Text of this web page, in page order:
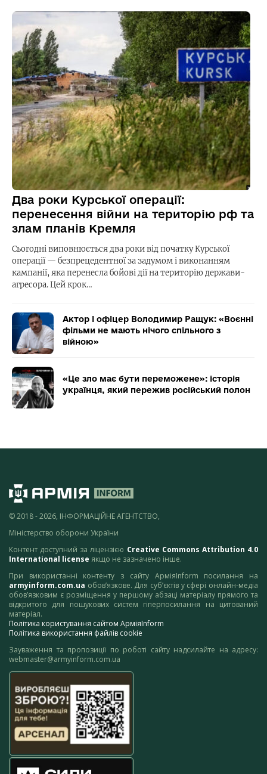
Два роки Курської операції:
перенесення війни на територію рф та
злам планів Кремля
Сьогодні виповнюється два роки від початку Курської
операції — безпрецедентної за задумом і виконанням
кампанії, яка перенесла бойові дії на територію держави-
агресора. Цей крок…
Актор і офіцер Володимир Ращук: «Воєнні
фільми не мають нічого спільного з
війною»
«Це зло має бути переможене»: історія
українця, який пережив російський полон
© 2018 - 2026, ІНФОРМАЦІЙНЕ АГЕНТСТВО,
Міністерство оборони України
Контент доступний за ліцензією Creative Commons Attribution 4.0
International license якщо не зазначено інше.
При використанні контенту з сайту АрміяInform посилання на
armyinform.com.ua обов’язкове. Для суб’єктів у сфері онлайн-медіа
обов’язковим є розміщення у першому абзаці матеріалу прямого та
відкритого для пошукових систем гіперпосилання на цитований
матеріал.
Політика користування сайтом АрміяInform
Політика використання файлів cookie
Зауваження та пропозиції по роботі сайту надсилайте на адресу:
webmaster@armyinform.com.ua